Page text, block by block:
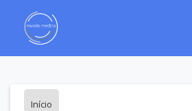
Início